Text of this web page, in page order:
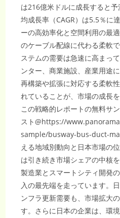
は216億米ドルに成長すると
均成長率（CAGR）は5.5％に
ーの高効率化と空間利用の最
のケーブル配線に代わる柔軟
ステムの需要は急速に高まっ
ンター、商業施設、産業用途
再構築や拡張に対応する柔軟
れていることが、市場の成長
この戦略的レポートの無料サ
スト@https://
sample/busway-bus-duct-
える地域別動向と日本市場の
は引き続き市場シェアの中核
製造業とスマートシティ開発
入の最先端を走っています。
ンフラ更新需要も、市場拡大
す。さらに日本の企業は、環